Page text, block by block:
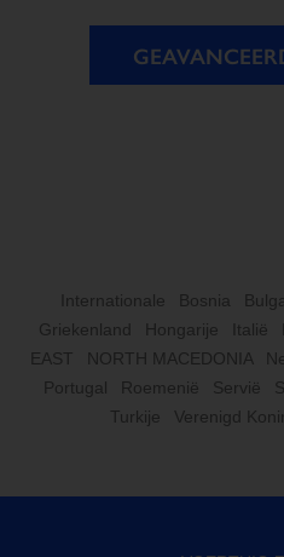
Internationale Bosnia
Griekenland
Hongarije Italië
EAST
NORTH MACEDONIA
Portugal
Roemenië Servië
Turkije
Verenigd